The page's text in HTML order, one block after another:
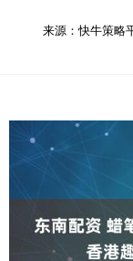
来源：快牛策略